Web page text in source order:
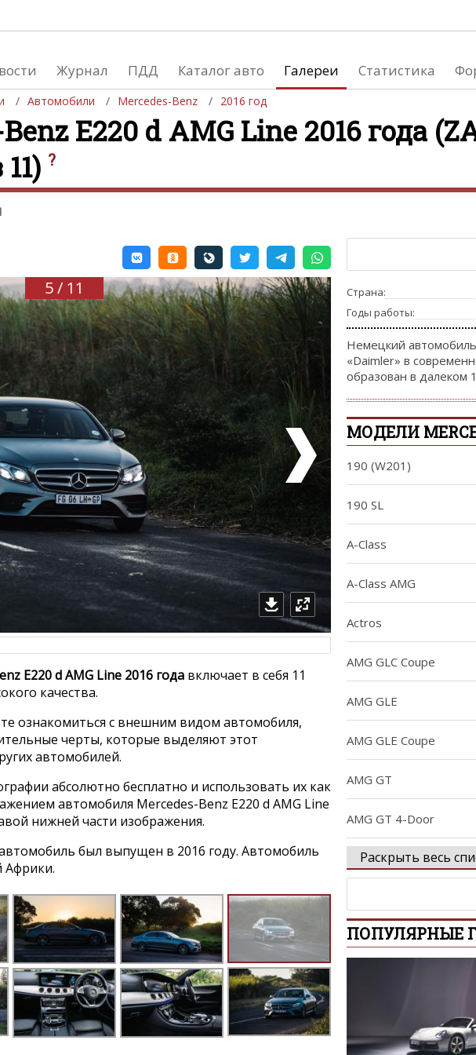
Журнал ПДД Каталог авто Галереи Статистика
Автомобили Mercedes-Benz 2016 год
E220 d AMG Line 2016 года
?
и автомобили
и мото
Список мировых автосалонов
5 / 11
E220 d AMG Line 2016 года включает в себя 11
качества.
ознакомиться с внешним видом автомобиля,
черты, которые выделяют этот
автомобилей.
абсолютно бесплатно и использовать их как
автомобиля Mercedes-Benz E220 d AMG Line
нижней части изображения.
был выпущен в 2016 году. Автомобиль
Африки.
Страна:
Годы работы:
Немецкий
«Daimler» в
образован в далеком
МОДЕЛИ
190 (W201)
190 SL
A-Class
A-Class AMG
Actros
AMG GLC Coupe
AMG GLE
AMG GLE Coupe
AMG GT
AMG GT 4-Door
AMG Project ONE
B-Class
Раскрыть весь
ПОПУЛЯРНЫЕ